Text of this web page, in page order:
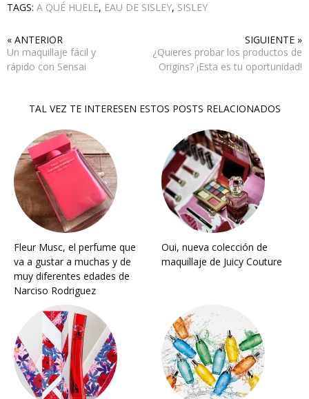
TAGS: A QUÉ HUELE, EAU DE SISLEY, SISLEY
« ANTERIOR
Un maquillaje fácil y
rápido con Sensai
SIGUIENTE »
¿Quieres probar los productos de
Origins? ¡Esta es tu oportunidad!
TAL VEZ TE INTERESEN ESTOS POSTS RELACIONADOS
Fleur Musc, el perfume que
va a gustar a muchas y de
muy diferentes edades de
Narciso Rodriguez
Oui, nueva colección de
maquillaje de Juicy Couture